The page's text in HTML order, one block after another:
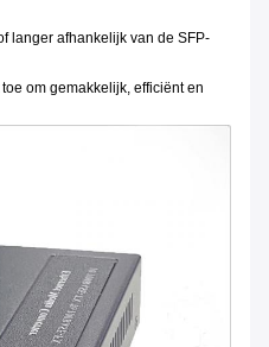
langer afhankelijk van de SFP-
om gemakkelijk, efficiënt en